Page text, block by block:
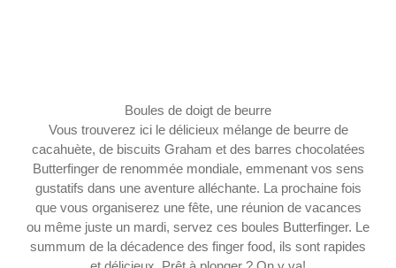
Boules de doigt de beurre
Vous trouverez ici le délicieux mélange de beurre de
cacahuète, de biscuits Graham et des barres chocolatées
Butterfinger de renommée mondiale, emmenant vos sens
gustatifs dans une aventure alléchante. La prochaine fois
que vous organiserez une fête, une réunion de vacances
ou même juste un mardi, servez ces boules Butterfinger. Le
summum de la décadence des finger food, ils sont rapides